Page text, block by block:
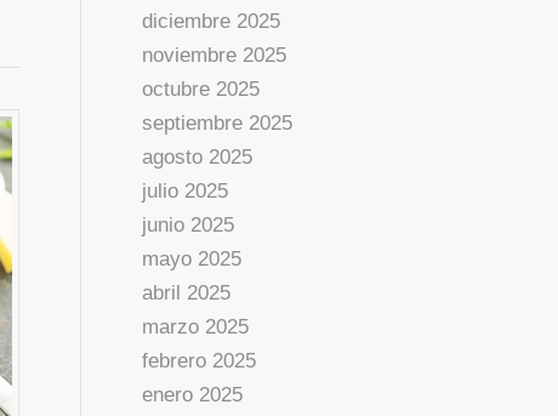
diciembre 2025
noviembre 2025
octubre 2025
septiembre 2025
agosto 2025
julio 2025
junio 2025
mayo 2025
abril 2025
marzo 2025
febrero 2025
enero 2025